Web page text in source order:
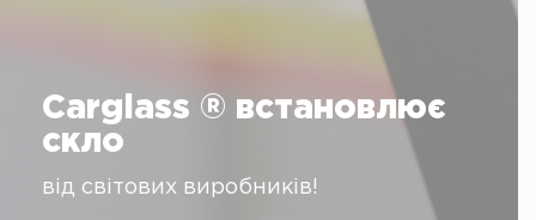
Carglass ® встановлює
скло
від світових виробників!